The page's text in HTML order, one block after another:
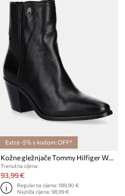
Extra -5% s kodom: OFF*
Trenutna cijena:
93,99 €
Regularna cijena:189,90 €
Najniža cijena:98,99 €